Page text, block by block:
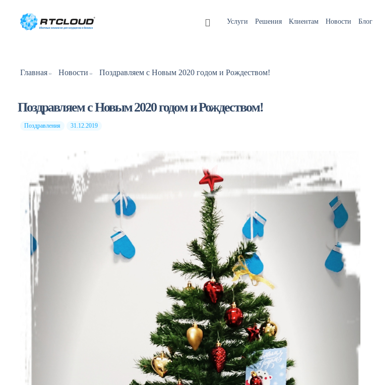
Услуги Решения Клиентам Новости Блог
Главная Новости Поздравляем с Новым 2020 годом и Рождеством!
Поздравляем с Новым 2020 годом и Рождеством!
Поздравления 31.12.2019